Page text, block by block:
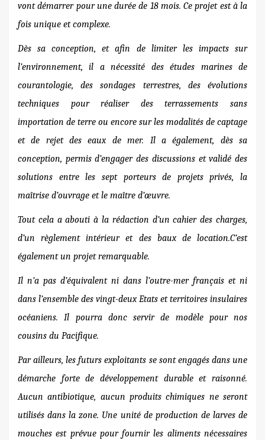
vont démarrer pour une durée de 18 mois. Ce projet est à la
fois unique et complexe.
Dès sa conception, et afin de limiter les impacts sur
l’environnement,il a nécessité des études marines de
courantologie, des sondages terrestres, des évolutions
techniques pour réaliser des terrassements sans
importation de terre ou encore sur les modalités de captage
et de rejet des eaux de mer. Il a également, dès sa
conception, permis d’engagerdes discussions et validé des
solutions entre les sept porteurs de projets privés, la
maîtrise d’ouvrage et le maître d’œuvre.
Tout cela a abouti à la rédaction d’un cahier des charges,
d’un règlement intérieur et des baux de location.C’est
également un projet remarquable.
Il n’a pas d’équivalent ni dans l’outre-mer français et ni
dans l’ensemble des vingt-deux Etats et territoires insulaires
océaniens. Il pourra donc servir de modèle pour nos
cousins du Pacifique.
Par ailleurs,les futurs exploitants se sont engagés dans une
démarche forte de développement durable et raisonné.
Aucun antibiotique, aucun produits chimiques ne seront
utilisés dans la zone. Une unité de production de larves de
mouches est prévue pour fournir les aliments nécessaires